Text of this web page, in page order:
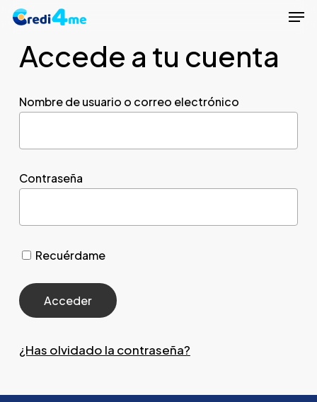
Skip
mainAccede a tu cuenta
Nombre de usuario o correo electrónico
Contraseña
Recuérdame
¿Has olvidado la contraseña?